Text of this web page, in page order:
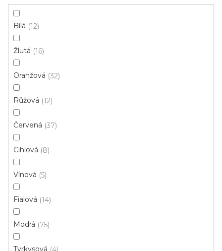
Instituce aj.
Řadit podle:
ZAVŘÍT FILTR
Bílá 12
Žlutá 16
Oranžová 32
Růžová 12
Červená 37
Cihlová 8
Vínová 5
Fialová 14
Modrá 75
Tyrkysová
Skvělá cena